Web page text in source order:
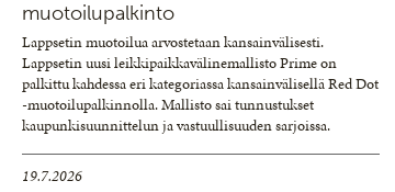
muotoilupalkinto
Lappsetin muotoilua arvostetaan kansainvälisesti.
Lappsetin uusi leikkipaikkavälinemallisto Prime on
palkittu kahdessa eri kategoriassa kansainvälisellä Red Dot
-muotoilupalkinnolla. Mallisto sai tunnustukset
kaupunkisuunnittelun ja vastuullisuuden sarjoissa.
19.7.2026